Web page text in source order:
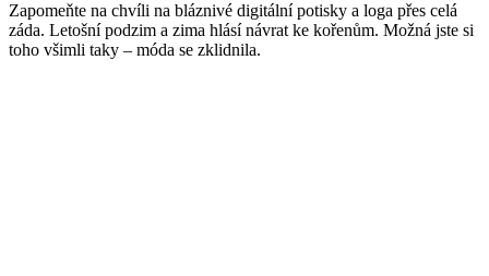
Zapomeňte na chvíli na bláznivé digitální potisky a loga přes celá
záda. Letošní podzim a zima hlásí návrat ke kořenům. Možná jste si
toho všimli taky – móda se zklidnila.